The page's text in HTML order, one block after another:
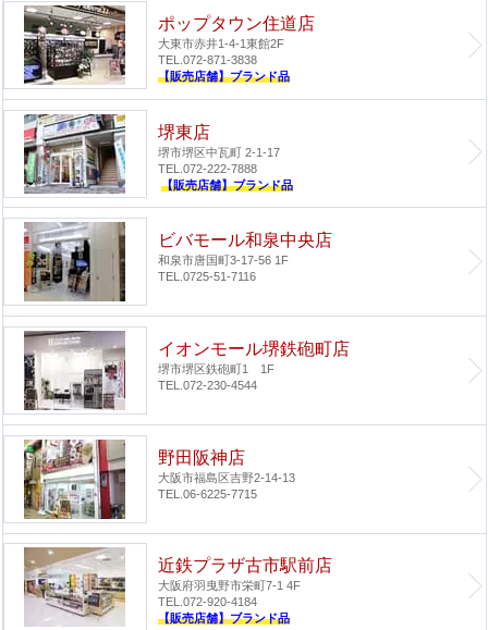
ポップタウン住道店
大東市赤井1-4-1東館2F
TEL.072-871-3838
【販売店舗】ブランド品
堺東店
堺市堺区中瓦町 2-1-17
TEL.072-222-7888
【販売店舗】ブランド品
ビバモール和泉中央店
和泉市唐国町3-17-56 1F
TEL.0725-51-7116
イオンモール堺鉄砲町店
堺市堺区鉄砲町1 1F
TEL.072-230-4544
野田阪神店
大阪市福島区吉野2-14-13
TEL.06-6225-7715
近鉄プラザ古市駅前店
大阪府羽曳野市栄町7-1 4F
TEL.072-920-4184
【販売店舗】ブランド品